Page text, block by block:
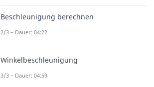
Beschleunigung berechnen
2/3 – Dauer: 04:22
Winkelbeschleunigung
3/3 – Dauer: 04:59